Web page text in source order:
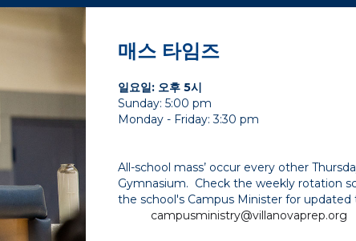
매스 타임즈
일요일: 오후 5시
Sunday: 5:00 pm
Monday - Friday: 3:30 pm
All-school mass’ occur every other
Gymnasium. Check the weekly rotation
the school's Campus Minister for updated
campusministry@villanovaprep.org